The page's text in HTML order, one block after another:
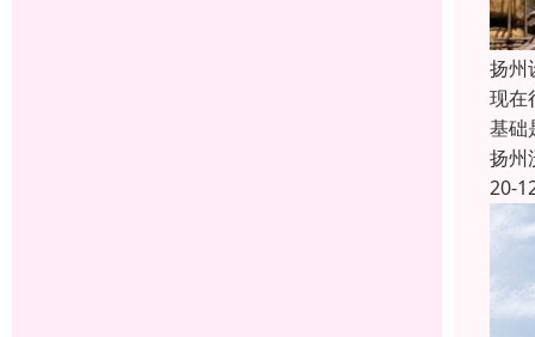
扬州
现在
基础
扬州
20-